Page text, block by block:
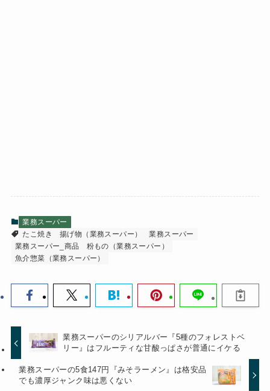
業務スーパー
たこ焼き
揚げ物（業務スーパー）
業務スーパー
業務スーパー_商品
粉もの（業務スーパー）
魚介惣菜（業務スーパー）
業務スーパーのシリアルバー『5種のフォレストベ
リー』はフルーティな甘酸っぱさが普通にイケる
業務スーパーの5食147円『みそラーメン』は格安品
でも濃厚ジャンク味は悪くない